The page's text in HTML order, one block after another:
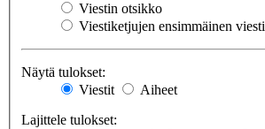
Viestin otsikko
Viestiketjujen ensimmäinen viesti
Näytä tulokset:
Viestit
Aiheet
Lajittele tulokset: